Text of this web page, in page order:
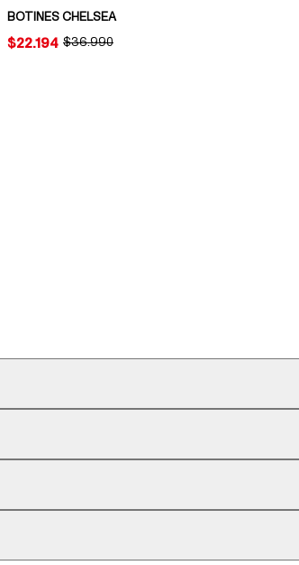
BOTINES CHELSEA
ORIGINAL PRICE:
$36.990
PRICE:
$22.194